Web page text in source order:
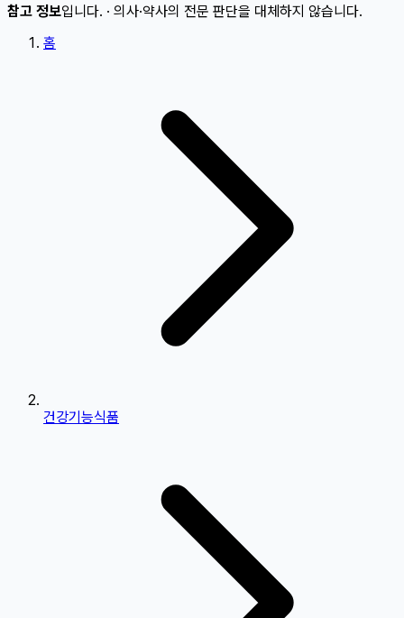
참고 정보입니다. · 의사·약사의 전문 판단을 대체하지 않습니다.
홈
건강기능식품